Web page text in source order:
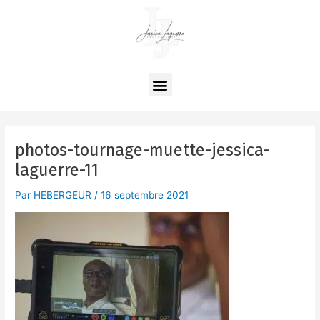
Menu
photos-tournage-muette-jessica-
laguerre-11
Par HEBERGEUR /16 septembre 2021